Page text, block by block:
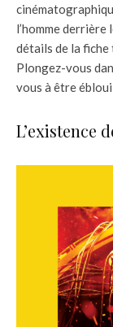
l’homme
détails de la
Plongez-vous
vous à être
L’existence